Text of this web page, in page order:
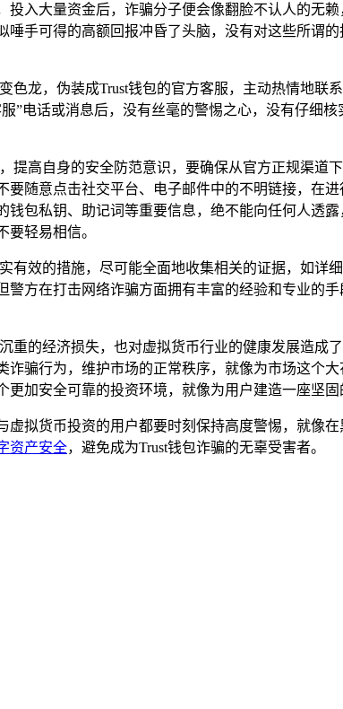
入大量资金后，诈骗分子便会像翻脸不认人的无
手可得的高额回报冲昏了头脑，没有对这些所谓
龙，伪装成Trust钱包的官方客服，主动热情地联
”电话或消息后，没有丝毫的警惕之心，没有仔细
提高自身的安全防范意识，要确保从官方正规渠道
随意点击社交平台、电子邮件中的不明链接，在
包私钥、助记词等重要信息，绝不能向任何人透
轻易相信。
有效的措施，尽可能全面地收集相关的证据，如详
方在打击网络诈骗方面拥有丰富的经验和专业的
重的经济损失，也对虚拟货币行业的健康发展造成
骗行为，维护市场的正常秩序，就像为市场这个
加安全可靠的投资环境，就像为用户建造一座坚固
拟货币投资的用户都要时刻保持高度警惕，就像
资产安全，避免成为Trust钱包诈骗的无辜受害者。